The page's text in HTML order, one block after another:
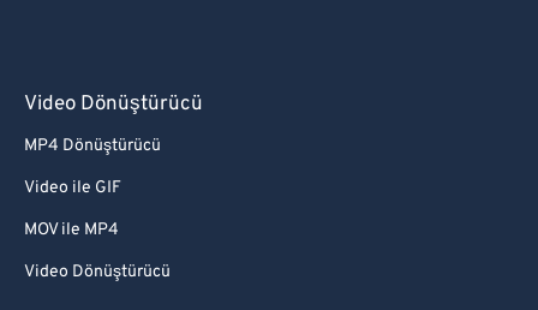
Video Dönüştürücü
MP4 Dönüştürücü
Video ile GIF
MOV ile MP4
Video Dönüştürücü